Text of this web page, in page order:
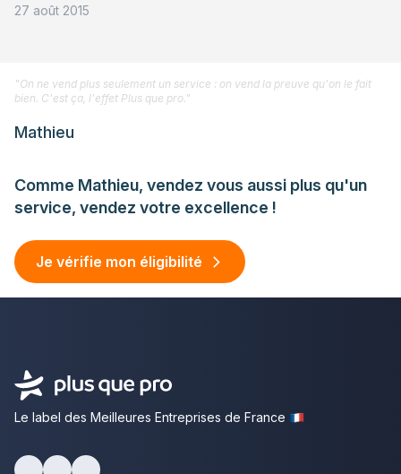
27 août 2015
Comme Mathieu, vendez vous aussi plus qu'un
service, vendez votre excellence !
Je vérifie mon éligibilité
"On ne vend plus seulement un service : on vend la preuve qu'on le fait
bien. C'est ça, l'effet Plus que pro."
Mathieu
Le label des Meilleures Entreprises de France